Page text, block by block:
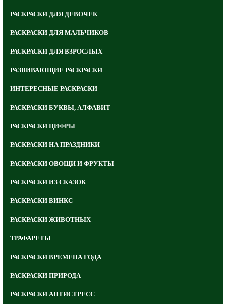
РАСКРАСКИ ДЛЯ ДЕВОЧЕК
РАСКРАСКИ ДЛЯ МАЛЬЧИКОВ
РАСКРАСКИ ДЛЯ ВЗРОСЛЫХ
РАЗВИВАЮЩИЕ РАСКРАСКИ
ИНТЕРЕСНЫЕ РАСКРАСКИ
РАСКРАСКИ БУКВЫ, АЛФАВИТ
РАСКРАСКИ ЦИФРЫ
РАСКРАСКИ НА ПРАЗДНИКИ
РАСКРАСКИ ОВОЩИ И ФРУКТЫ
РАСКРАСКИ ИЗ СКАЗОК
РАСКРАСКИ ВИНКС
РАСКРАСКИ ЖИВОТНЫХ
ТРАФАРЕТЫ
РАСКРАСКИ ВРЕМЕНА ГОДА
РАСКРАСКИ ПРИРОДА
РАСКРАСКИ АНТИСТРЕСС